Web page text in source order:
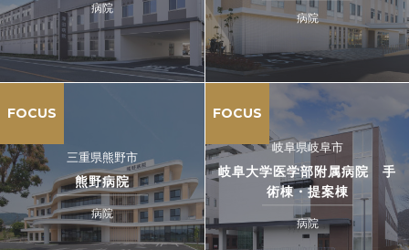
病院
病院
FOCUS
三重県熊野市
熊野病院
病院
FOCUS
岐阜県岐阜市
岐阜大学医学部附属病院 手
術棟・提案棟
病院